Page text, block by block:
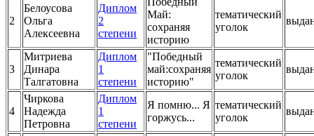
2
Белоусова
Ольга
Алексеевна
Диплом
2
степени
Победный
Май:
сохраняя
историю
тематический
уголок
3
Митриева
Динара
Талгатовна
Диплом
1
степени
"Победный
май:сохраняя
историю"
тематический
уголок
4
Чиркова
Надежда
Петровна
Диплом
1
степени
Я помню... Я
горжусь...
тематический
уголок